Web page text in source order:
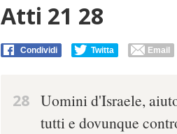
Atti 21 28
Condividi Twitta Email
28 Uomini d'Israele,
tutti e dovunque